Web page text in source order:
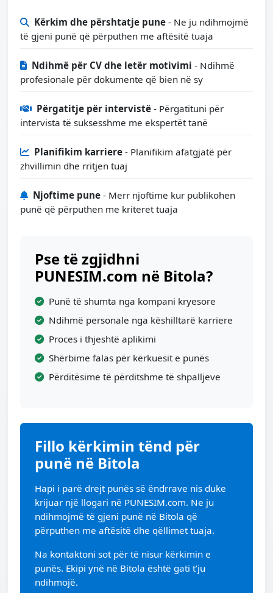
Kërkim dhe përshtatje pune - Ne ju ndihmojmë
të gjeni punë që përputhen me aftësitë tuaja
Ndihmë për CV dhe letër motivimi - Ndihmë
profesionale për dokumente që bien në sy
Përgatitje për intervistë - Përgatituni për
intervista të suksesshme me ekspertët tanë
Planifikim karriere - Planifikim afatgjatë për
zhvillimin dhe rritjen tuaj
Njoftime pune - Merr njoftime kur publikohen
punë që përputhen me kriteret tuaja
Pse të zgjidhni
PUNESIM.com në Bitola?
Punë të shumta nga kompani kryesore
Ndihmë personale nga këshilltarë karriere
Proces i thjeshtë aplikimi
Shërbime falas për kërkuesit e punës
Përditësime të përditshme të shpalljeve
Fillo kërkimin tënd për
punë në Bitola
Hapi i parë drejt punës së ëndrrave nis duke
krijuar një llogari në PUNESIM.com. Ne ju
ndihmojmë të gjeni punë në Bitola që
përputhen me aftësitë dhe qëllimet tuaja.
Na kontaktoni sot për të nisur kërkimin e
punës. Ekipi ynë në Bitola është gati t’ju
ndihmojë.